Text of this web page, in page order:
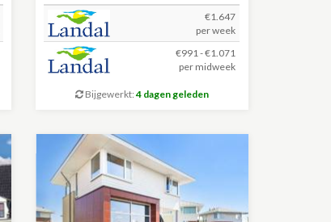
€1.647
per week
€991 - €1.071
per midweek
Bijgewerkt:4 dagen geleden